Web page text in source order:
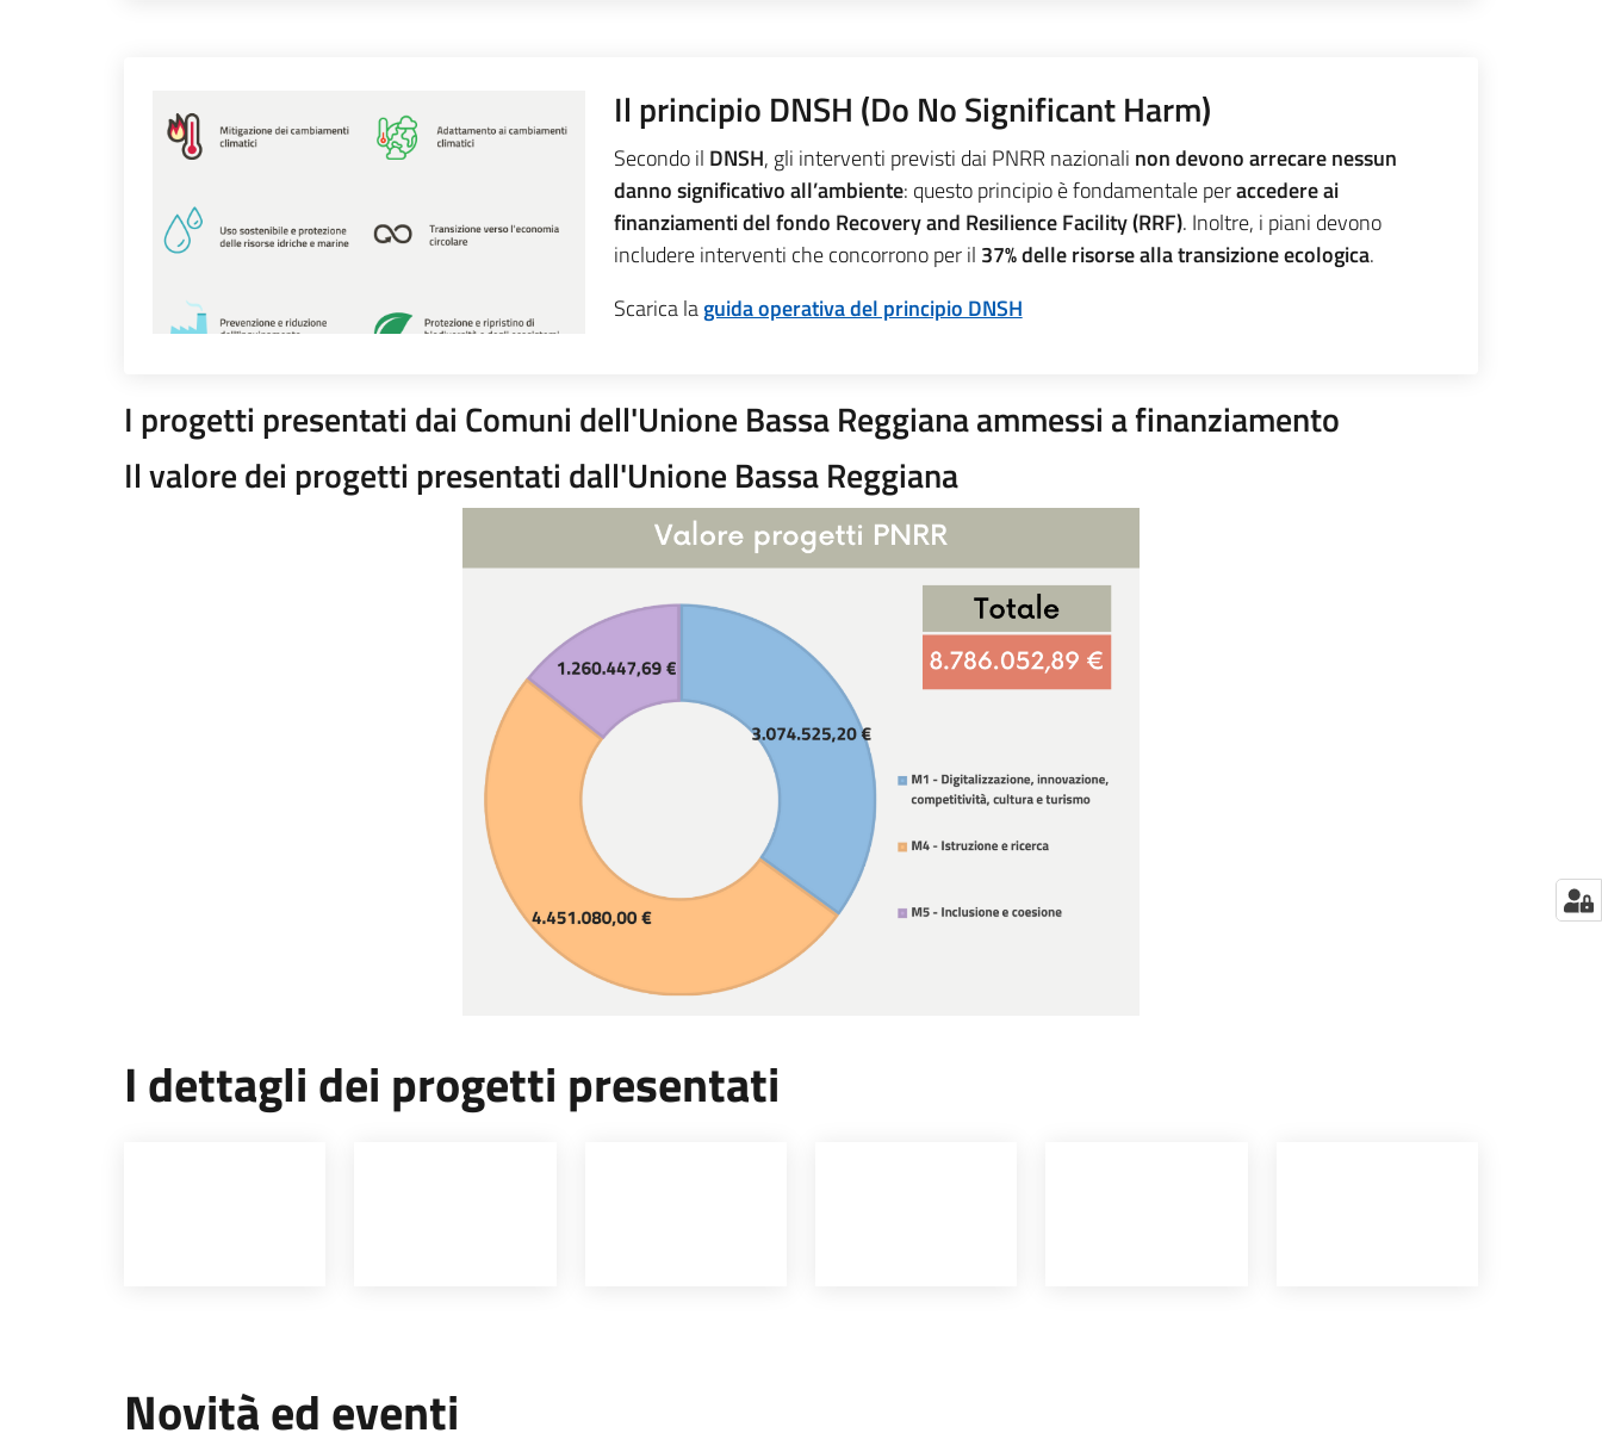
Il principio DNSH (Do No Significant Harm)
Secondo il DNSH, gli interventi previsti dai PNRR nazionali non devono arrecare nessun
danno significativo all’ambiente: questo principio è fondamentale peraccedere ai
finanziamenti del fondo Recovery and Resilience Facility (RRF). Inoltre, i piani devono
includere interventi che concorrono per il 37% delle risorse alla transizione ecologica.
Scarica laguida operativa del principio DNSH
I progetti presentati dai Comuni dell'Unione Bassa Reggiana ammessi a finanziamento
Il valore dei progetti presentati dall'Unione Bassa Reggiana
I dettagli dei progetti presentati
Novità ed eventi